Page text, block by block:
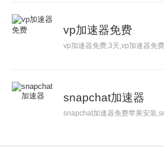
vp加速器免费
vp加速器免费,3天,vp加速器免
snapchat加速器
snapchat加速器免费苹果安装